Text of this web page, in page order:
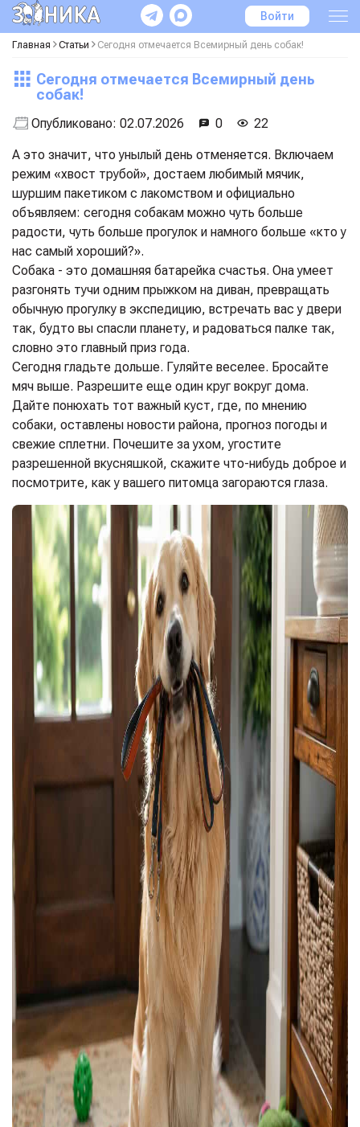
Войти
Главная Статьи Сегодня отмечается Всемирный день собак!
Сегодня отмечается Всемирный день
собак!
Опубликовано: 02.07.2026 0 22
А это значит, что унылый день отменяется. Включаем
режим «хвост трубой», достаем любимый мячик,
шуршим пакетиком с лакомством и официально
объявляем: сегодня собакам можно чуть больше
радости, чуть больше прогулок и намного больше «кто у
нас самый хороший?».
Собака - это домашняя батарейка счастья. Она умеет
разгонять тучи одним прыжком на диван, превращать
обычную прогулку в экспедицию, встречать вас у двери
так, будто вы спасли планету, и радоваться палке так,
словно это главный приз года.
Сегодня гладьте дольше. Гуляйте веселее. Бросайте
мяч выше. Разрешите еще один круг вокруг дома.
Дайте понюхать тот важный куст, где, по мнению
собаки, оставлены новости района, прогноз погоды и
свежие сплетни. Почешите за ухом, угостите
разрешенной вкусняшкой, скажите что-нибудь доброе и
посмотрите, как у вашего питомца загораются глаза.